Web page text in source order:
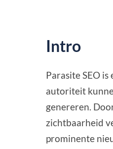
Intro
Parasite SEO
autoriteit
genereren.
zichtbaarheid
prominente